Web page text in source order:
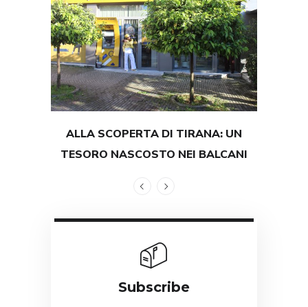
ALLA SCOPERTA DI TIRANA: UN
TESORO NASCOSTO NEI BALCANI
Subscribe